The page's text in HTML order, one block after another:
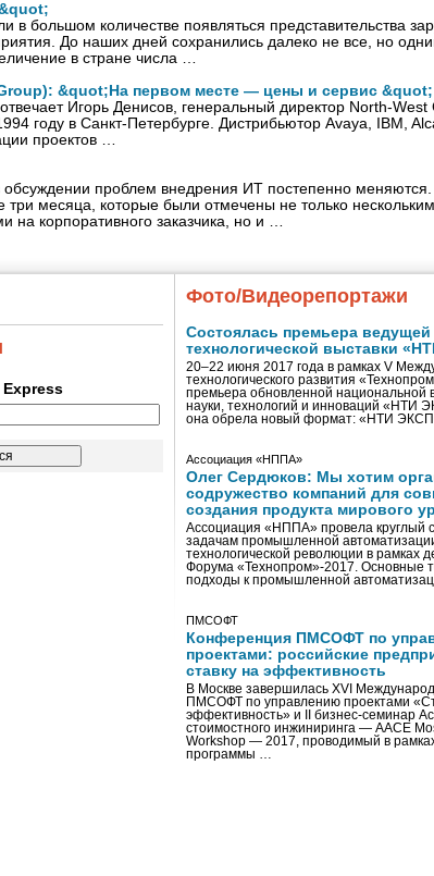
в большом количестве появляться представительства
До наших дней сохранились далеко не все, но
в стране числа …
&quot;На первом месте — цены и сервис &quot;
Игорь Денисов, генеральный директор North-
году в Санкт-Петербурге. Дистрибьютор Avaya, IBM,
проектов …
обсуждении проблем внедрения ИТ постепенно меняются.
три месяца, которые были отмечены не только
на корпоративного заказчика, но и …
Фото/Видеорепортажи
Состоялась премьера
технологической выставки
20–22 июня 2017 года в рамках V
технологического развития
премьера обновленной национальной
науки, технологий и инноваций «НТИ
она обрела новый формат: «НТИ
Ассоциация «НППА»
Олег Сердюков: Мы хотим
содружество компаний для
создания продукта мирового
Ассоциация «НППА» провела круглый
задачам промышленной
технологической революции в рамках
Форума «Технопром»-2017. Основные
подходы к промышленной
ПМСОФТ
Конференция ПМСОФТ по
проектами: российские
ставку на эффективность
В Москве завершилась XVI
ПМСОФТ по управлению проектами
эффективность» и II бизнес-семинар
стоимостного инжиниринга — AACE
Workshop — 2017, проводимый в
программы …